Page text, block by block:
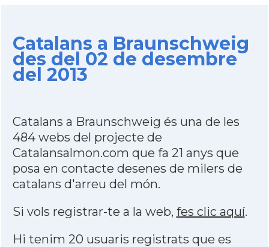
Catalans a Braunschweig
des del 02 de desembre
del 2013
Catalans a Braunschweig és una de les
484 webs del projecte de
Catalansalmon.com que fa 21 anys que
posa en contacte desenes de milers de
catalans d'arreu del món.
Si vols registrar-te a la web, fes clic aquí.
Hi tenim 20 usuaris registrats que es